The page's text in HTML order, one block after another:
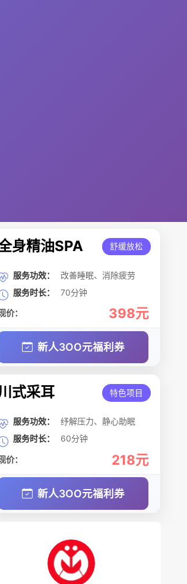
身精油SPA 舒缓放松
服务功效：
改善睡眠、消除疲劳
服务时长：
70分钟
价： 398元
新人3OO元福利券
式采耳 特色项目
服务功效：
纾解压力、静心助眠
服务时长：
60分钟
价： 218元
新人3OO元福利券